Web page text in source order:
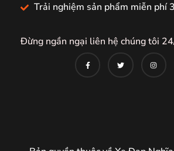
Trải nghiệm sản phẩm miễn phí
Đừng ngần ngại liên hệ chúng tôi